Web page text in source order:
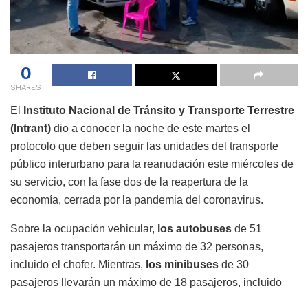
0
SHARES
El
Instituto Nacional de Tránsito y Transporte Terrestre
(Intrant) dio a conocer la noche de este martes el
protocolo que deben seguir las unidades del transporte
público interurbano para la reanudación este miércoles de
su servicio, con la fase dos de la reapertura de la
economía, cerrada por la pandemia del coronavirus.
Sobre la ocupación vehicular, los autobuses de 51
pasajeros transportarán un máximo de 32 personas,
incluido el chofer. Mientras, los minibuses de 30
pasajeros llevarán un máximo de 18 pasajeros, incluido